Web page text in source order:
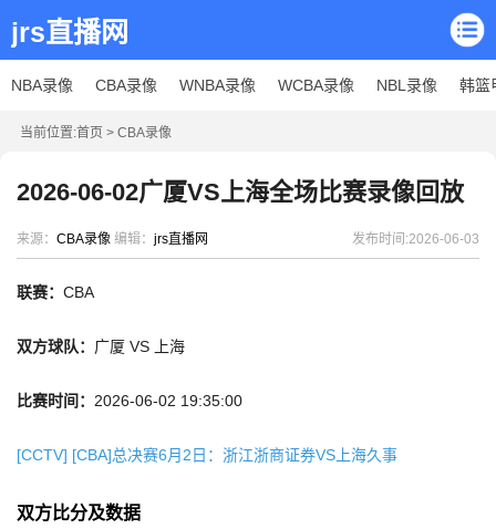
jrs直播网
NBA录像 CBA录像 WNBA录像 WCBA录像 NBL录像 韩篮
当前位置:首页 > CBA录像
2026-06-02广厦VS上海全场比赛录像回放
来源： CBA录像 编辑： jrs直播网 发布时间:2026-06-03
联赛： CBA
双方球队： 广厦 VS 上海
比赛时间： 2026-06-02 19:35:00
[CCTV] [CBA]总决赛6月2日：浙江浙商证券VS上海久事
双方比分及数据